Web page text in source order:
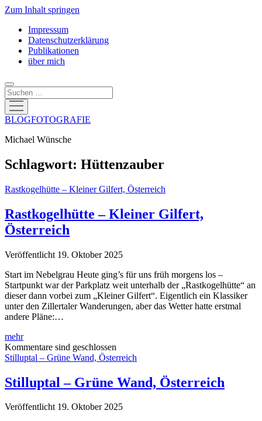
Zum Inhalt springen
Impressum
Datenschutzerklärung
Publikationen
über mich
Suchen
Menü
öffnen
BLOGFOTOGRAFIE
Michael Wünsche
Schlagwort: Hüttenzauber
Rastkogelhütte – Kleiner Gilfert, Österreich
Rastkogelhütte – Kleiner Gilfert,
Österreich
Veröffentlicht 19. Oktober 2025
Start im Nebelgrau Heute ging’s für uns früh morgens los –
Startpunkt war der Parkplatz weit unterhalb der „Rastkogelhütte“ an
dieser dann vorbei zum „Kleiner Gilfert“. Eigentlich ein Klassiker
unter den Zillertaler Wanderungen, aber das Wetter hatte erstmal
andere Pläne:…
mehrRastkogelhütte
–
Kleiner
Österreich
Kommentare sind geschlossen
Stilluptal – Grüne Wand, Österreich
Stilluptal – Grüne Wand, Österreich
Veröffentlicht 19. Oktober 2025